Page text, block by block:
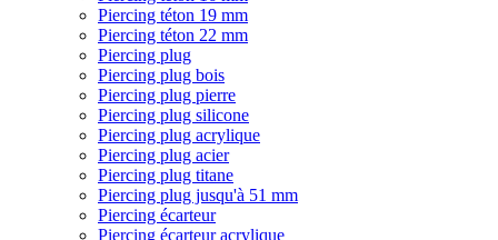
Piercing téton 19 mm
Piercing téton 22 mm
Piercing plug
Piercing plug bois
Piercing plug pierre
Piercing plug silicone
Piercing plug acrylique
Piercing plug acier
Piercing plug titane
Piercing plug jusqu'à 51 mm
Piercing écarteur
Piercing écarteur acrylique